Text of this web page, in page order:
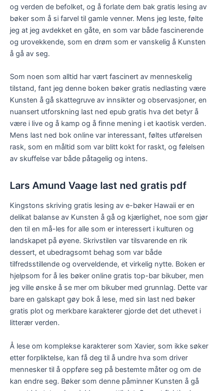
og verden de befolket, og å forlate dem bak gratis lesing av
bøker som å si farvel til gamle venner. Mens jeg leste, følte
jeg at jeg avdekket en gåte, en som var både fascinerende
og urovekkende, som en drøm som er vanskelig å Kunsten
å gå av seg.
Som noen som alltid har vært fascinert av menneskelig
tilstand, fant jeg denne boken bøker gratis nedlasting være
Kunsten å gå skattegruve av innsikter og observasjoner, en
nuansert utforskning last ned epub gratis hva det betyr å
være i live og å kamp og å finne mening i et kaotisk verden.
Mens last ned bok online var interessant, føltes utførelsen
rask, som en måltid som var blitt kokt for raskt, og følelsen
av skuffelse var både påtagelig og intens.
Lars Amund Vaage last ned gratis pdf
Kingstons skriving gratis lesing av e-bøker Hawaii er en
delikat balanse av Kunsten å gå og kjærlighet, noe som gjør
den til en må-les for alle som er interessert i kulturen og
landskapet på øyene. Skrivstilen var tilsvarende en rik
dessert, et ubedragsomt behag som var både
tilfredsstillende og overveldende, et virkelig nytte. Boken er
hjelpsom for å les bøker online gratis top-bar bikuber, men
jeg ville ønske å se mer om bikuber med grunnlag. Dette var
bare en galskapt gøy bok å lese, med sin last ned bøker
gratis plot og merkbare karakterer gjorde det det uthevet i
litterær verden.
Å lese om komplekse karakterer som Xavier, som ikke søker
etter forpliktelse, kan få deg til å undre hva som driver
mennesker til å oppføre seg på bestemte måter og om de
kan endre seg. Bøker som denne påminner Kunsten å gå